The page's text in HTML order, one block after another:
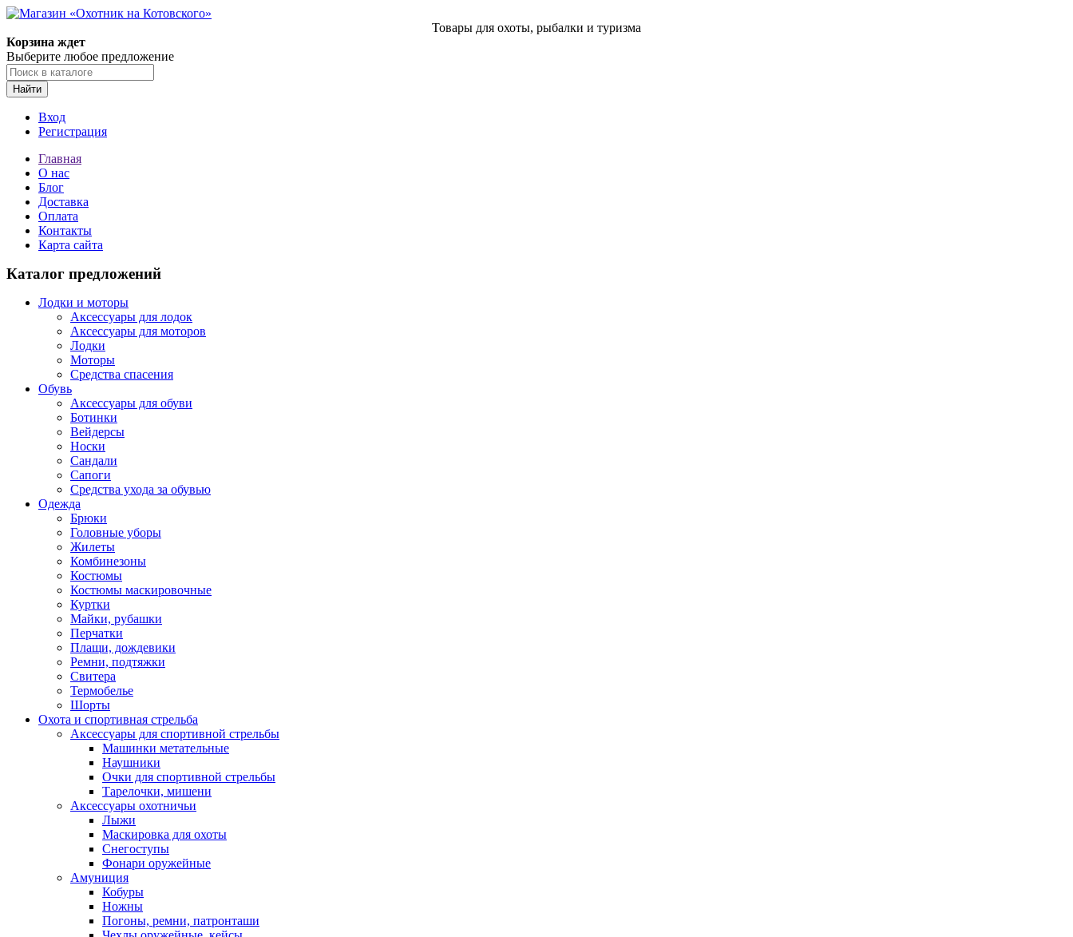
Товары для охоты, рыбалки и туризма
Корзина ждет
Выберите любое предложение
Найти
Вход
Регистрация
Главная
О нас
Блог
Доставка
Оплата
Контакты
Карта сайта
Каталог предложений
Лодки и моторы
Аксессуары для лодок
Аксессуары для моторов
Лодки
Моторы
Средства спасения
Обувь
Аксессуары для обуви
Ботинки
Вейдерсы
Носки
Сандали
Сапоги
Средства ухода за обувью
Одежда
Брюки
Головные уборы
Жилеты
Комбинезоны
Костюмы
Костюмы маскировочные
Куртки
Майки, рубашки
Перчатки
Плащи, дождевики
Ремни, подтяжки
Свитера
Термобелье
Шорты
Охота и спортивная стрельба
Аксессуары для спортивной стрельбы
Машинки метательные
Наушники
Очки для спортивной стрельбы
Тарелочки, мишени
Аксессуары охотничьи
Лыжи
Маскировка для охоты
Снегоступы
Фонари оружейные
Амуниция
Кобуры
Ножны
Погоны, ремни, патронташи